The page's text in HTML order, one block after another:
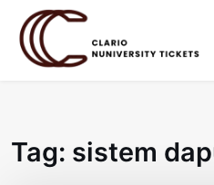
content
Tag: sistem